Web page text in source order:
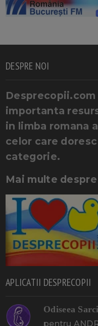
DESPRE NOI
importanta
in limba romana
celor care
categorie.
Mai multe
APLICATII DESPRECOPII
Odiseea
pentru